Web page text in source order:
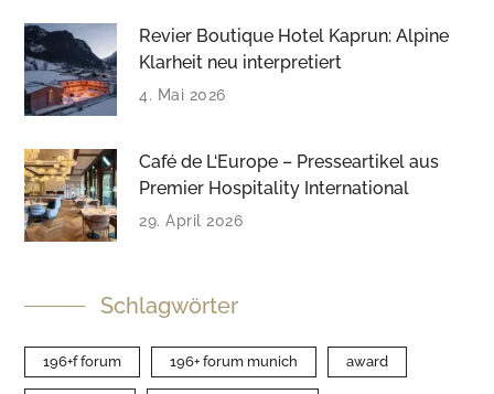
Revier Boutique Hotel Kaprun: Alpine
Klarheit neu interpretiert
4. Mai 2026
Café de L‘Europe – Presseartikel aus
Premier Hospitality International
29. April 2026
Schlagwörter
196+f forum 196+ forum munich award